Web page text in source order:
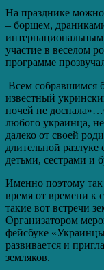
На празднике
– борщем,
участие в веселом
программе
Всем собравшимся
известный
ночей не
любого украинца,
далеко от своей
длительной
детьми, сестрами и
Именно поэтому так
время от времени к
такие вот встречи
Организатором
фейсбуке
развивается и
земляков.